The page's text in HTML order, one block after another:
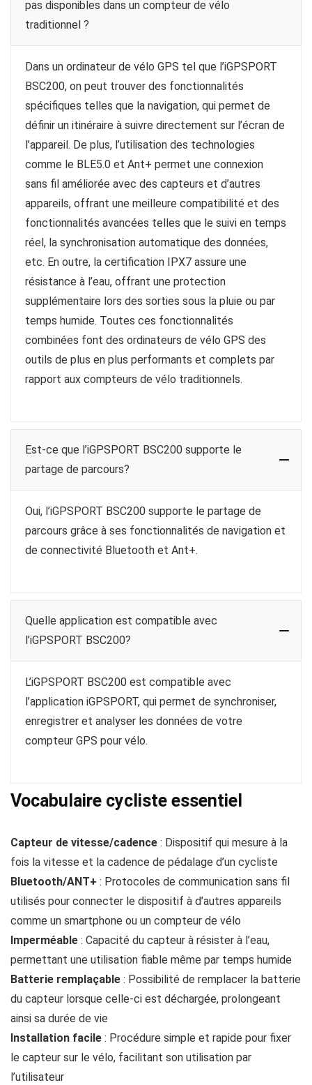
pas disponibles dans un compteur de vélo
traditionnel ?
Dans un ordinateur de vélo GPS tel que l’iGPSPORT
BSC200, on peut trouver des fonctionnalités
spécifiques telles que la navigation, qui permet de
définir un itinéraire à suivre directement sur l’écran de
l’appareil. De plus, l’utilisation des technologies
comme le BLE5.0 et Ant+ permet une connexion
sans fil améliorée avec des capteurs et d’autres
appareils, offrant une meilleure compatibilité et des
fonctionnalités avancées telles que le suivi en temps
réel, la synchronisation automatique des données,
etc. En outre, la certification IPX7 assure une
résistance à l’eau, offrant une protection
supplémentaire lors des sorties sous la pluie ou par
temps humide. Toutes ces fonctionnalités
combinées font des ordinateurs de vélo GPS des
outils de plus en plus performants et complets par
rapport aux compteurs de vélo traditionnels.
Est-ce que l’iGPSPORT BSC200 supporte le
partage de parcours?
Oui, l’iGPSPORT BSC200 supporte le partage de
parcours grâce à ses fonctionnalités de navigation et
de connectivité Bluetooth et Ant+.
Quelle application est compatible avec
l’iGPSPORT BSC200?
L’iGPSPORT BSC200 est compatible avec
l’application iGPSPORT, qui permet de synchroniser,
enregistrer et analyser les données de votre
compteur GPS pour vélo.
Vocabulaire cycliste essentiel
Capteur de vitesse/cadence : Dispositif qui mesure à la
fois la vitesse et la cadence de pédalage d’un cycliste
Bluetooth/ANT+ : Protocoles de communication sans fil
utilisés pour connecter le dispositif à d’autres appareils
comme un smartphone ou un compteur de vélo
Imperméable : Capacité du capteur à résister à l’eau,
permettant une utilisation fiable même par temps humide
Batterie remplaçable : Possibilité de remplacer la batterie
du capteur lorsque celle-ci est déchargée, prolongeant
ainsi sa durée de vie
Installation facile : Procédure simple et rapide pour fixer
le capteur sur le vélo, facilitant son utilisation par
l’utilisateur